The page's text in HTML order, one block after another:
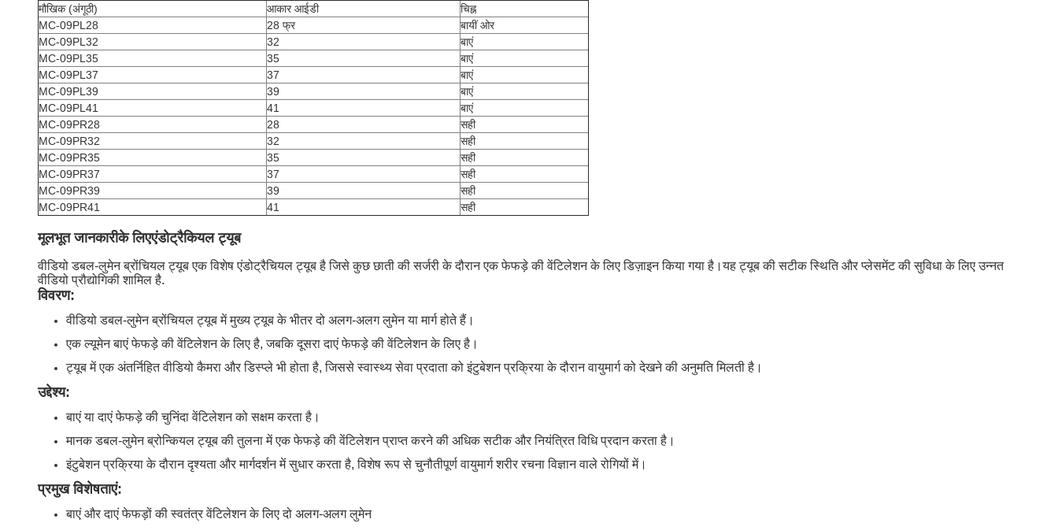
मौखिक (अंगूठी) आकार आईडी
चिह्न
MC-09PL28
28 फ्र
बायीं ओर
MC-09PL32
32
बाएं
MC-09PL35
35
बाएं
MC-09PL37
37
बाएं
MC-09PL39
39
बाएं
MC-09PL41
41
बाएं
MC-09PR28
28
सही
MC-09PR32
32
सही
MC-09PR35
35
सही
MC-09PR37
37
सही
MC-09PR39
39
सही
MC-09PR41
41 सही
मूलभूत जानकारीके लिएएंडोट्रैकियल ट्यूब
वीडियो डबल-लुमेन ब्रोंचियल ट्यूब एक विशेष एंडोट्रैचियल ट्यूब है जिसे कुछ छाती की सर्जरी के दौरान एक फेफड़े की वेंटिलेशन के लिए डिज़ाइन किया गया है।यह ट्यूब की सटीक स्थिति और प्लेसमेंट की सुविधा के लिए उन्नत
वीडियो प्रौद्योगिकी शामिल है.
विवरण:
वीडियो डबल-लुमेन ब्रोंचियल ट्यूब में मुख्य ट्यूब के भीतर दो अलग-अलग लुमेन या मार्ग होते हैं।
एक ल्यूमेन बाएं फेफड़े की वेंटिलेशन के लिए है, जबकि दूसरा दाएं फेफड़े की वेंटिलेशन के लिए है।
ट्यूब में एक अंतर्निहित वीडियो कैमरा और डिस्प्ले भी होता है, जिससे स्वास्थ्य सेवा प्रदाता को इंटुबेशन प्रक्रिया के दौरान वायुमार्ग को देखने की अनुमति मिलती है।
उद्देश्य:
बाएं या दाएं फेफड़े की चुनिंदा वेंटिलेशन को सक्षम करता है।
मानक डबल-लुमेन ब्रोन्कियल ट्यूब की तुलना में एक फेफड़े की वेंटिलेशन प्राप्त करने की अधिक सटीक और नियंत्रित विधि प्रदान करता है।
इंटुबेशन प्रक्रिया के दौरान दृश्यता और मार्गदर्शन में सुधार करता है, विशेष रूप से चुनौतीपूर्ण वायुमार्ग शरीर रचना विज्ञान वाले रोगियों में।
प्रमुख विशेषताएं:
बाएं और दाएं फेफड़ों की स्वतंत्र वेंटिलेशन के लिए दो अलग-अलग लुमेन